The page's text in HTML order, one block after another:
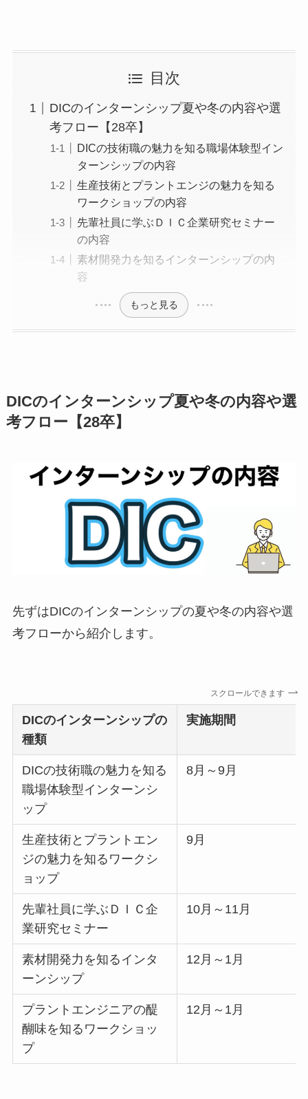
目次
DICのインターンシップ夏や冬の内容や選
考フロー【28卒】
DICの技術職の魅力を知る職場体験型イン
ターンシップの内容
生産技術とプラントエンジの魅力を知る
ワークショップの内容
先輩社員に学ぶＤＩＣ企業研究セミナー
の内容
素材開発力を知るインターンシップの内
容
もっと見る
DICのインターンシップ夏や冬の内容や選
考フロー【28卒】
先ずはDICのインターンシップの夏や冬の内容や選
考フローから紹介します。
スクロールできます
DICのインターンシップの
種類
実施期間
DICの技術職の魅力を知る
職場体験型インターンシ
ップ
8月～9月
生産技術とプラントエン
ジの魅力を知るワークシ
ョップ
9月
先輩社員に学ぶＤＩＣ企
業研究セミナー
10月～11月
素材開発力を知るインタ
ーンシップ
12月～1月
プラントエンジニアの醍
醐味を知るワークショッ
プ
12月～1月